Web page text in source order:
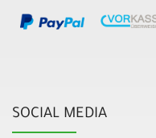
SOCIAL MEDIA